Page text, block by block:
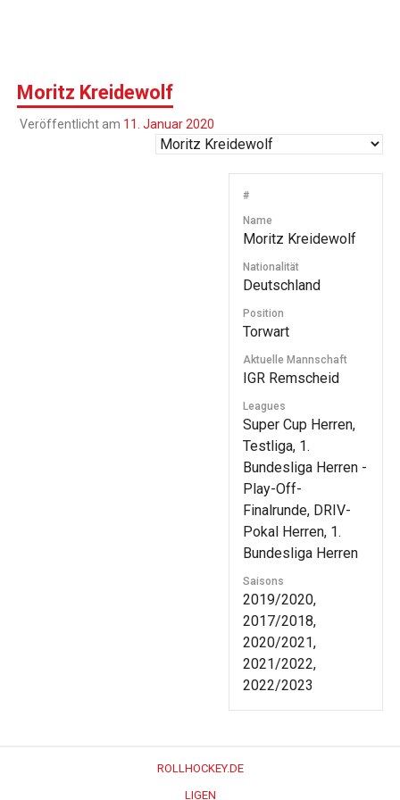
Moritz Kreidewolf
Veröffentlicht am 11. Januar 2020
#
Name
Moritz Kreidewolf
Nationalität
Deutschland
Position
Torwart
Aktuelle Mannschaft
IGR Remscheid
Leagues
Super Cup Herren,
Testliga, 1.
Bundesliga Herren -
Play-Off-
Finalrunde, DRIV-
Pokal Herren, 1.
Bundesliga Herren
Saisons
2019/2020,
2017/2018,
2020/2021,
2021/2022,
2022/2023
ROLLHOCKEY.DE
LIGEN